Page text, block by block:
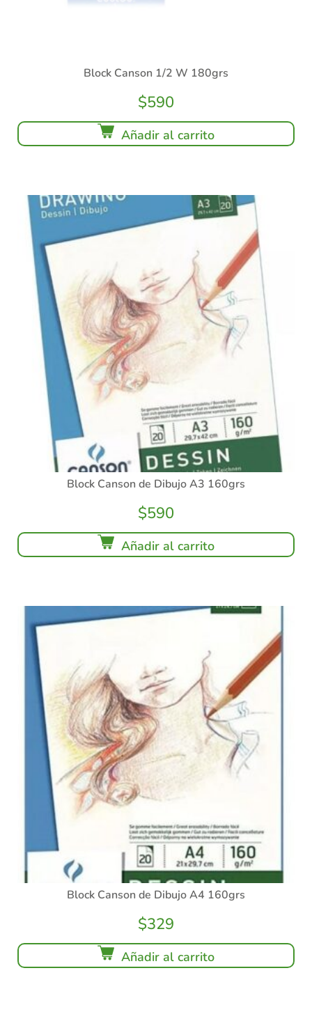
Block Canson 1/2 W 180grs
$590
Añadir al carrito
Block Canson de Dibujo A3 160grs
$590
Añadir al carrito
Block Canson de Dibujo A4 160grs
$329
Añadir al carrito